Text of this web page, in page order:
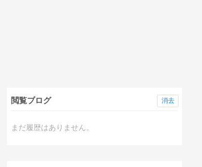
閲覧ブログ
まだ履歴はありません。
消去